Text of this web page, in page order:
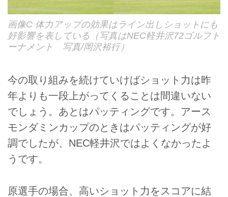
画像C 体力アップの効果はライン出しショットにも
好影響を表している（写真はNEC軽井沢72ゴルフト
ーナメント 写真/岡沢裕行）
今の取り組みを続けていけばショット力は昨
年よりも一段上がってくることは間違いない
でしょう。あとはパッティングです。アース
モンダミンカップのときはパッティングが好
調でしたが、NEC軽井沢ではよくなかったよ
うです。
原選手の場合、高いショット力をスコアに結